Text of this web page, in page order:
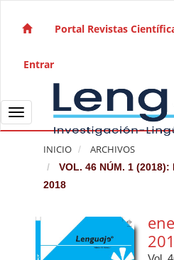
Navegación principal
Barra lateral
Portal Revistas
Entrar
Toggle navigation
INICIO ARCHIVOS
VOL. 46 NÚM. 1 (2018):
2018